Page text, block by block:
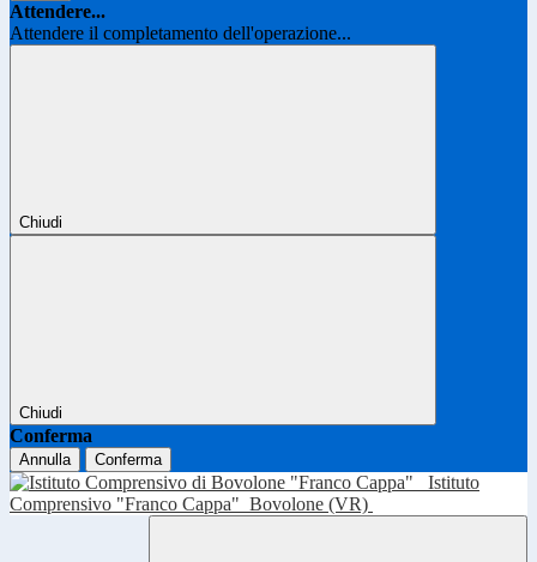
Attendere...
Attendere il completamento dell'operazione...
Chiudi
Chiudi
Conferma
Annulla Conferma
Istituto
Comprensivo "Franco Cappa" Bovolone (VR)